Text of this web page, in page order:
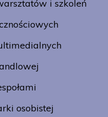
i szkoleń
osobistej